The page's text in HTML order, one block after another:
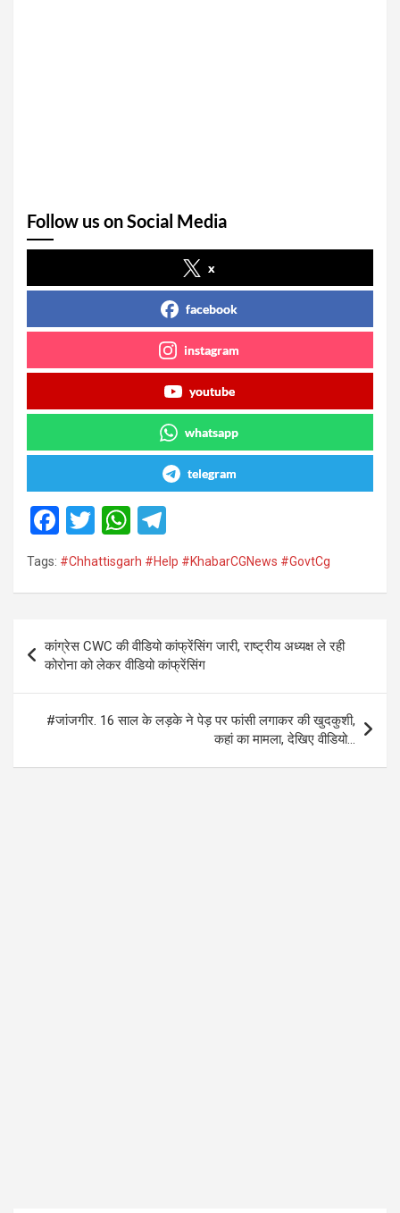
Follow us on Social Media
x
facebook
instagram
youtube
whatsapp
telegram
F
a
ce
o
o
k
T
wi
tt
W
h
at
A
p
p
el
e
a
m
Tags: #Chhattisgarh #Help #KhabarCGNews #GovtCg
Post
navigation
कांग्रेस CWC की वीडियो कांफ्रेंसिंग जारी, राष्ट्रीय अध्यक्ष ले रही
कोरोना को लेकर वीडियो कांफ्रेंसिंग
#जांजगीर. 16 साल के लड़के ने पेड़ पर फांसी लगाकर की खुदकुशी,
कहां का मामला, देखिए वीडियो…